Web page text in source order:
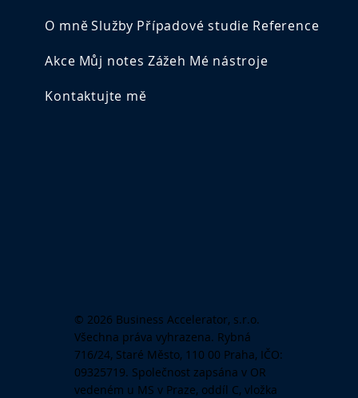
© 2026 Business Accelerator, s.r.o.
Všechna práva vyhrazena. Rybná
716/24, Staré Město, 110 00 Praha, IČO:
09325719. Společnost zapsána v OR
vedeném u MS v Praze, oddíl C, vložka
O mně Služby Případové studie Reference
Akce Můj notes Zážeh Mé nástroje
Kontaktujte mě